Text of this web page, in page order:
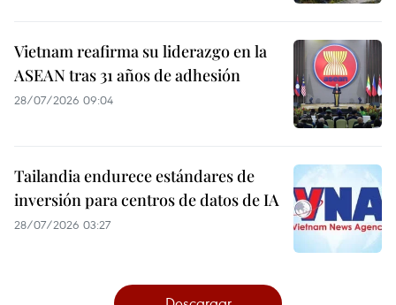
Vietnam reafirma su liderazgo en la
ASEAN tras 31 años de adhesión
28/07/2026 09:04
Tailandia endurece estándares de
inversión para centros de datos de IA
28/07/2026 03:27